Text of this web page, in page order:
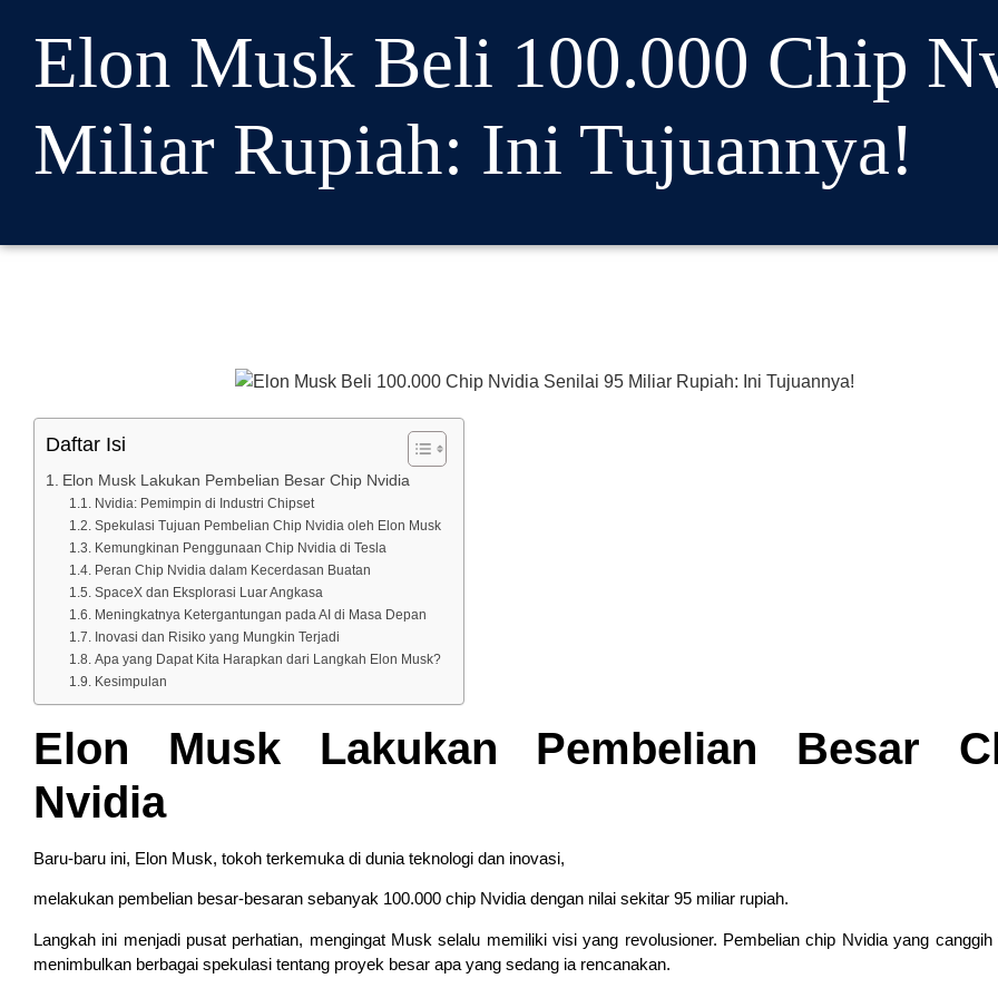
Elon Musk Beli 100.000 Chip
Miliar Rupiah: Ini Tujuannya!
Daftar Isi
Elon Musk Lakukan Pembelian Besar Chip Nvidia
Nvidia: Pemimpin di Industri Chipset
Spekulasi Tujuan Pembelian Chip Nvidia oleh Elon Musk
Kemungkinan Penggunaan Chip Nvidia di Tesla
Peran Chip Nvidia dalam Kecerdasan Buatan
SpaceX dan Eksplorasi Luar Angkasa
Meningkatnya Ketergantungan pada AI di Masa Depan
Inovasi dan Risiko yang Mungkin Terjadi
Apa yang Dapat Kita Harapkan dari Langkah Elon Musk?
Kesimpulan
Elon Musk Lakukan Pembelian Besar
Nvidia
Baru-baru ini, Elon Musk, tokoh terkemuka di dunia teknologi dan inovasi,
melakukan pembelian besar-besaran sebanyak 100.000 chip Nvidia dengan nilai sekitar 95 miliar rupiah.
Langkah ini menjadi pusat perhatian, mengingat Musk selalu memiliki visi yang revolusioner. Pembelian chip Nvidia yang canggih
menimbulkan berbagai spekulasi tentang proyek besar apa yang sedang ia rencanakan.